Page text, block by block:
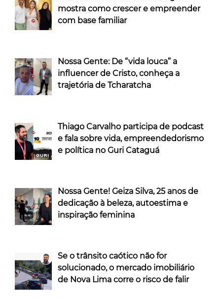
mostra como crescer e empreender
com base familiar
Nossa Gente: De “vida louca” a
influencer de Cristo, conheça a
trajetória de Tcharatcha
Thiago Carvalho participa de podcast
e fala sobre vida, empreendedorismo
e política no Guri Cataguá
Nossa Gente! Geiza Silva, 25 anos de
dedicação à beleza, autoestima e
inspiração feminina
Se o trânsito caótico não for
solucionado, o mercado imobiliário
de Nova Lima corre o risco de falir